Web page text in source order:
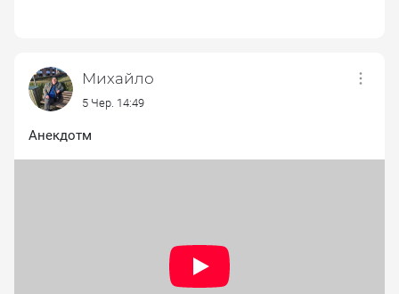
Михайло
5 Чер. 14:49
Анекдотм